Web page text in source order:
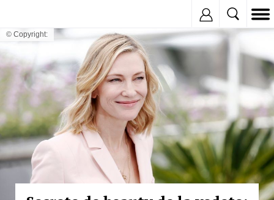
© Copyright: